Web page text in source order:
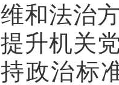
维和法治
提升机关
持政治标